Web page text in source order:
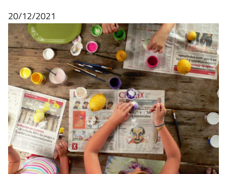
20/12/2021